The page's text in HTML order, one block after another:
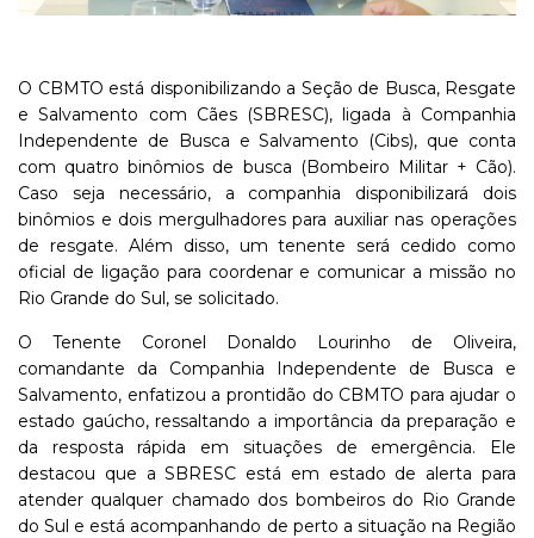
O CBMTO está disponibilizando a Seção de Busca, Resgate
e Salvamento com Cães (SBRESC), ligada à Companhia
Independente de Busca e Salvamento (Cibs), que conta
com quatro binômios de busca (Bombeiro Militar + Cão).
Caso seja necessário, a companhia disponibilizará dois
binômios e dois mergulhadores para auxiliar nas operações
de resgate. Além disso, um tenente será cedido como
oficial de ligação para coordenar e comunicar a missão no
Rio Grande do Sul, se solicitado.
O Tenente Coronel Donaldo Lourinho de Oliveira,
comandante da Companhia Independente de Busca e
Salvamento, enfatizou a prontidão do CBMTO para ajudar o
estado gaúcho, ressaltando a importância da preparação e
da resposta rápida em situações de emergência. Ele
destacou que a SBRESC está em estado de alerta para
atender qualquer chamado dos bombeiros do Rio Grande
do Sul e está acompanhando de perto a situação na Região